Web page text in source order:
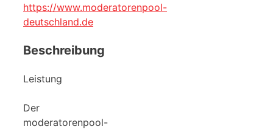
https://www.moderatorenpool-
deutschland.de
Beschreibung
Leistung
Der
moderatorenpool-